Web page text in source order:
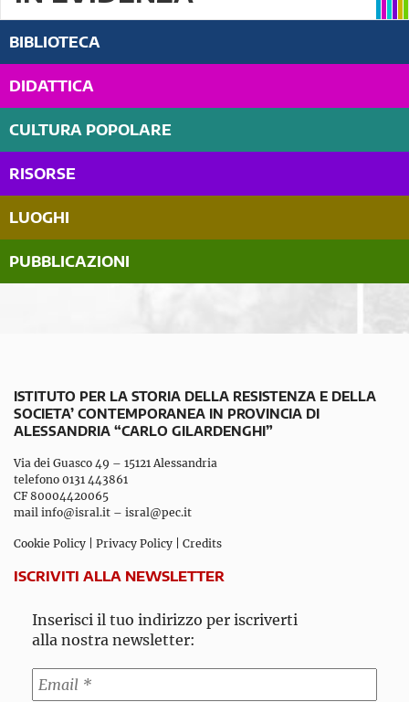
BIBLIOTECA
DIDATTICA
CULTURA POPOLARE
RISORSE
LUOGHI
PUBBLICAZIONI
ISTITUTO PER LA STORIA DELLA RESISTENZA E DELLA
SOCIETA’ CONTEMPORANEA IN PROVINCIA DI
ALESSANDRIA “CARLO GILARDENGHI”
Via dei Guasco 49 – 15121 Alessandria
telefono 0131 443861
CF 80004420065
mail info@isral.it – isral@pec.it
Cookie Policy Privacy Policy Credits
ISCRIVITI ALLA NEWSLETTER
Inserisci il tuo indirizzo per iscriverti
alla nostra newsletter: